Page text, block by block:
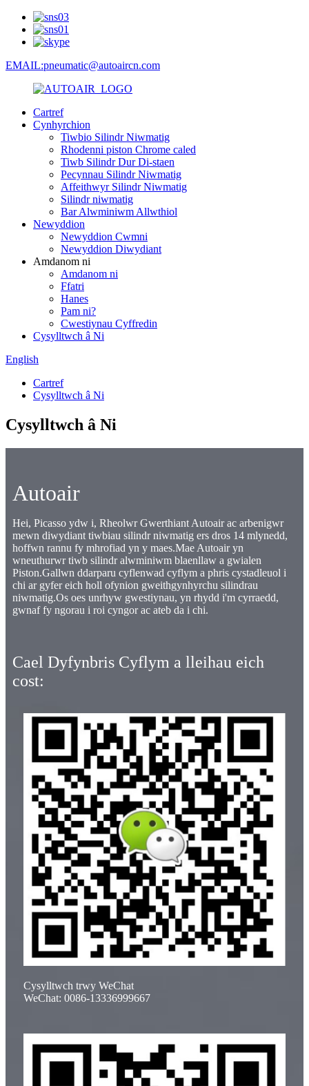
EMAIL:pneumatic@autoaircn.com
Cartref
Cynhyrchion
Tiwbio Silindr Niwmatig
Rhodenni piston Chrome caled
Tiwb Silindr Dur Di-staen
Pecynnau Silindr Niwmatig
Affeithwyr Silindr Niwmatig
Silindr niwmatig
Bar Alwminiwm Allwthiol
Newyddion
Newyddion Cwmni
Newyddion Diwydiant
Amdanom ni
Amdanom ni
Ffatri
Hanes
Pam ni?
Cwestiynau Cyffredin
Cysylltwch â Ni
English
Cartref
Cysylltwch â Ni
Cysylltwch â Ni
Autoair
Hei, Picasso ydw i, Rheolwr Gwerthiant Autoair ac arbenigwr
mewn diwydiant tiwbiau silindr niwmatig ers dros 14 mlynedd,
hoffwn rannu fy mhrofiad yn y maes.Mae Autoair yn
wneuthurwr tiwb silindr alwminiwm blaenllaw a gwialen
Piston.Gallwn ddarparu cyflenwad cyflym a phris cystadleuol i
chi ar gyfer eich holl ofynion gweithgynhyrchu silindrau
niwmatig.Os oes unrhyw gwestiynau, yn rhydd i'm cyrraedd,
gwnaf fy ngorau i roi cyngor ac ateb da i chi.
Cael Dyfynbris Cyflym a lleihau eich
cost:
Cysylltwch trwy WeChat
WeChat: 0086-13336999667